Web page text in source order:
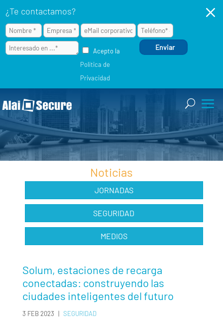
¿Te contactamos?
Acepto la
Política de
Privacidad
M
Noticias
JORNADAS
SEGURIDAD
MEDIOS
Solum, estaciones de recarga
conectadas: construyendo las
ciudades inteligentes del futuro
3 FEB 2023 | SEGURIDAD